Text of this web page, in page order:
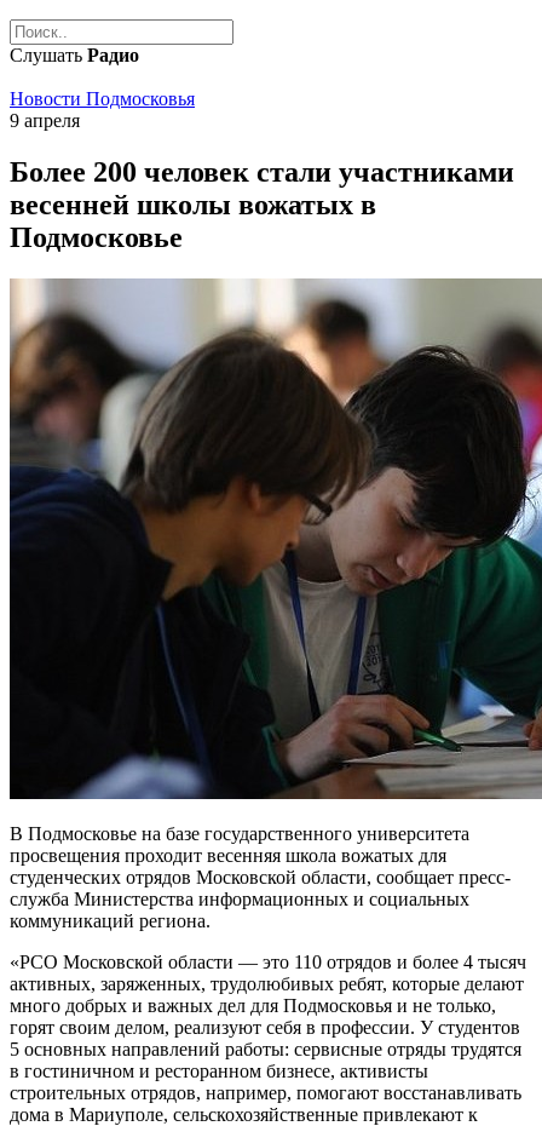
Слушать Радио
Новости Подмосковья
9 апреля
Более 200 человек стали участниками
весенней школы вожатых в
Подмосковье
В Подмосковье на базе государственного университета
просвещения проходит весенняя школа вожатых для
студенческих отрядов Московской области, сообщает пресс-
служба Министерства информационных и социальных
коммуникаций региона.
«РСО Московской области — это 110 отрядов и более 4 тысяч
активных, заряженных, трудолюбивых ребят, которые делают
много добрых и важных дел для Подмосковья и не только,
горят своим делом, реализуют себя в профессии. У студентов
5 основных направлений работы: сервисные отряды трудятся
в гостиничном и ресторанном бизнесе, активисты
строительных отрядов, например, помогают восстанавливать
дома в Мариуполе, сельскохозяйственные привлекают к